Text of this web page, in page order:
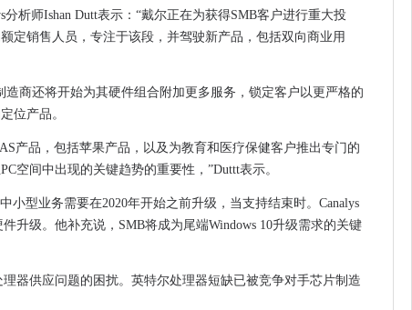
杀手”AWS冰川深档案冷库
IT买家可以从G-Cloud 11期望什么？
休的Windows 10 1511
实缺乏调查分支问题
机构对网络安全
公室365集成的特拉洛竞争对手福利
IPhone，IMF声明
和谷歌过去的幽灵
AI破译
分析师Ishan Dutt表示：“戴尔正在为获得SMB客户进行重大投
定销售人员，专注于该段，并驾驶新产品，包括双向商业用
造商还将开始为其硬件组合附加更多服务，锁定客户以更严格的
位产品。
产品，包括苹果产品，以及为教育和医疗保健客户推出专门的
空间中出现的关键趋势的重要性，”Duttt表示。
小型业务需要在2020年开始之前升级，当支持结束时。Canalys
升级。他补充说，SMB将成为尾端Windows 10升级需求的关键
器供应问题的困扰。英特尔处理器短缺已被竞争对手芯片制造